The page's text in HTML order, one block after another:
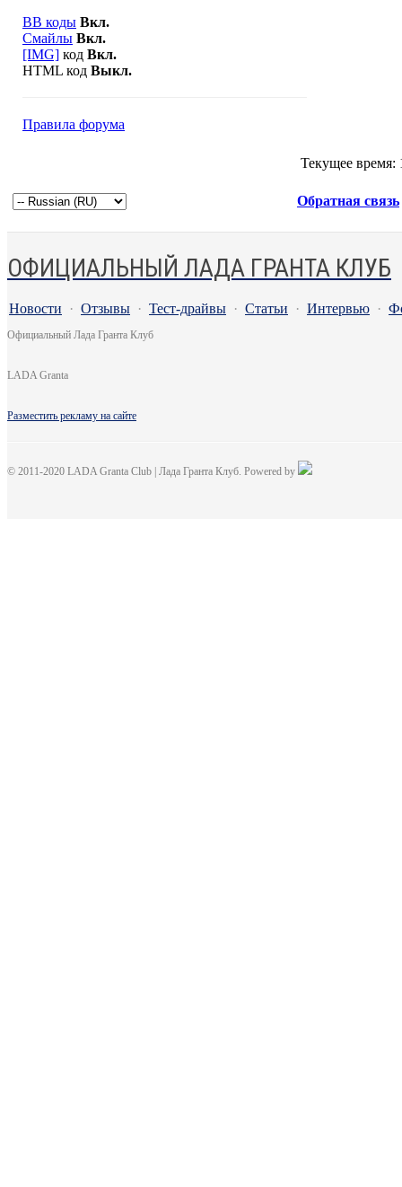
BB коды Вкл.
Смайлы Вкл.
[IMG] код Вкл.
HTML код Выкл.
Правила форума
Текущее время:
Обратная связь
ОФИЦИАЛЬНЫЙ ЛАДА ГРАНТА КЛУБ
Новости · Отзывы · Тест-драйвы · Статьи · Интервью ·
Официальный Лада Гранта Клуб
LADA Granta
Разместить рекламу на сайте
© 2011-2020 LADA Granta Club | Лада Гранта Клуб. Powered by